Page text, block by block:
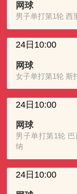
网球
男子单打第1轮 西
24日10:00
网球
女子单打第1轮 斯
24日10:00
网球
男子单打第1轮
纳
24日10:00